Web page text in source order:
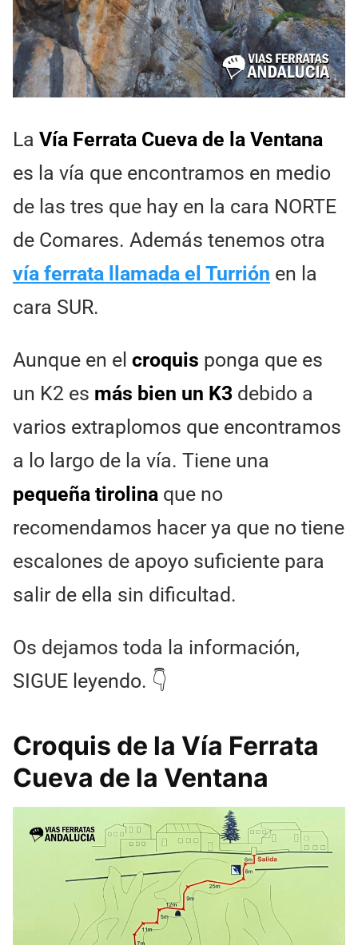
La Vía Ferrata Cueva de la Ventana
es la vía que encontramos en medio
de las tres que hay en la cara NORTE
de Comares. Además tenemos otra
vía ferrata llamada el Turrión en la
cara SUR.
Aunque en el croquis ponga que es
un K2 es más bien un K3 debido a
varios extraplomos que encontramos
a lo largo de la vía. Tiene una
pequeña tirolina que no
recomendamos hacer ya que no tiene
escalones de apoyo suficiente para
salir de ella sin dificultad.
Os dejamos toda la información,
SIGUE leyendo. 👇
Croquis de la Vía Ferrata
Cueva de la Ventana